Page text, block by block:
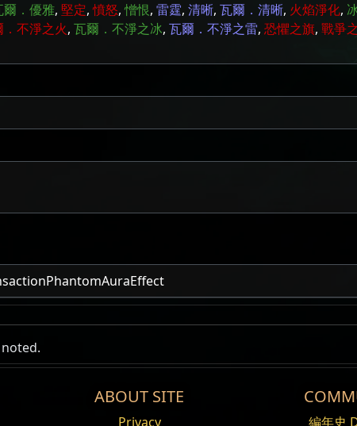
爾．優雅, 堅定,憤怒,憎恨, 雷霆, 清晰, 瓦爾．清晰, 火焰淨化,
．不淨之火, 瓦爾．不淨之冰, 瓦爾．不淨之雷, 恐懼之旗, 戰爭
ABOUT SITE
Privacy 編年史